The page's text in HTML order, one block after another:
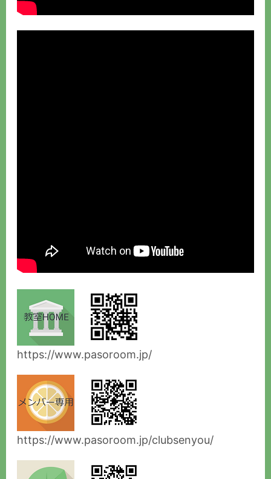
https://www.pasoroom.jp/
https://www.pasoroom.jp/clubsenyou/